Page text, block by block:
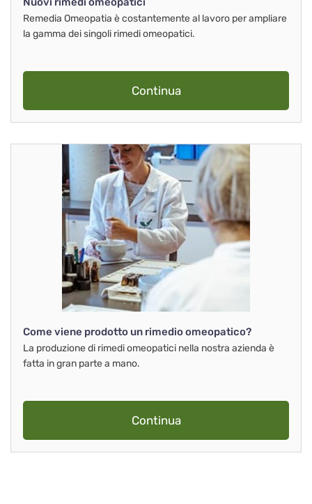
Remedia Omeopatia è costantemente al lavoro per ampliare
la gamma dei singoli rimedi omeopatici.
Continua
Come viene prodotto un rimedio omeopatico?
La produzione di rimedi omeopatici nella nostra azienda è
fatta in gran parte a mano.
Continua